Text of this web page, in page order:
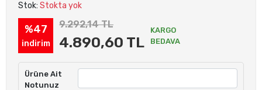
Stok: Stokta yok
%47
indirim
9.292,14 TL
4.890,60 TL
KARGO
BEDAVA
Ürüne Ait
Notunuz